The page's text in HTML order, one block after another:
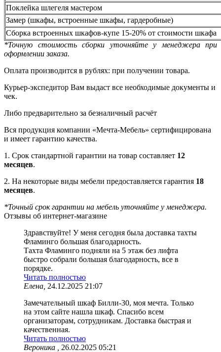
Поклейка шлегеля мастером
Замер (шкафы, встроенные шкафы, гардеробные)
Сборка встроенных шкафов-купе 15-20% от стоимости шкафа
*Точную стоимость сборки уточняйте у менеджера при
оформлении заказа.
Оплата производится в рублях: при получении товара.
Курьер-экспедитор Вам выдаст все необходимые документы и
чек.
Либо предварительно за безналичный расчёт
Вся продукция компании «Мечта-Мебель» сертифицирована
и имеет гарантию качества.
1. Срок стандартной гарантии на товар составляет 12
месяцев.
2. На некоторые виды мебели предоставляется гарантия 18
месяцев.
*Точный срок гарантии на мебель уточняйте у менеджера.
Отзывы об интернет-магазине
Здравствуйте! У меня сегодня была доставка тахты
Фламинго большая благодарность.
Тахта Фламинго подняли на 5 этаж без лифта
быстро собрали большая благодарность, все в
порядке.
Читать полностью
Елена, 24.12.2025 21:07
Замечательный шкаф Билли-30, моя мечта. Только
на этом сайте нашла шкаф. Спасибо всем
организаторам, сотрудникам. Доставка быстрая и
качественная.
Читать полностью
Вероника ,
26.02.2025 05:21